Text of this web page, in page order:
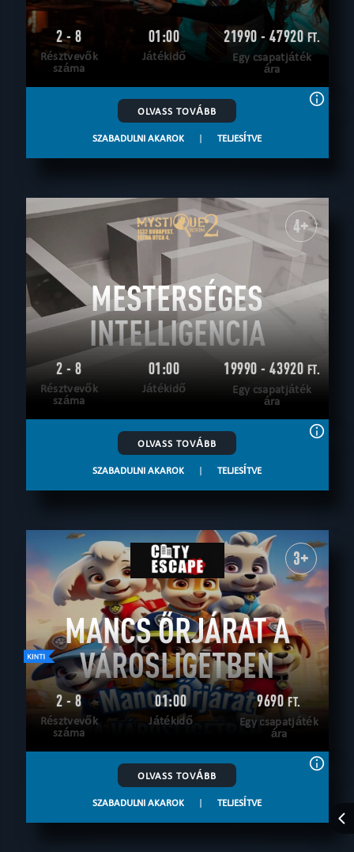
2 - 8
Résztvevők
száma
01:00
Játékidő
21990 - 47920FT.
Egy csapatjáték
ára
OLVASS TOVÁBB
SZABADULNI AKAROK | TELJESÍTVE
4+
MESTERSÉGES
INTELLIGENCIA
2 - 8
Résztvevők
száma
01:00
Játékidő
19990 - 43920 FT.
Egy csapatjáték
ára
OLVASS TOVÁBB
SZABADULNI AKAROK | TELJESÍTVE
3+
MANCS ŐRJÁRAT A
VÁROSLIGETBEN
2 - 8
Résztvevők
száma
01:00
Játékidő
9690FT.
Egy csapatjáték
ára
OLVASS TOVÁBB
SZABADULNI AKAROK | TELJESÍTVE